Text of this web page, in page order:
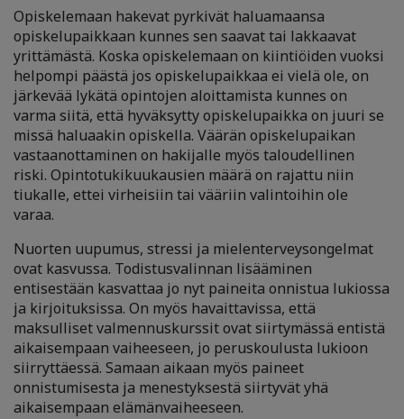
Opiskelemaan hakevat pyrkivät haluamaansa
opiskelupaikkaan kunnes sen saavat tai lakkaavat
yrittämästä. Koska opiskelemaan on kiintiöiden vuoksi
helpompi päästä jos opiskelupaikkaa ei vielä ole, on
järkevää lykätä opintojen aloittamista kunnes on
varma siitä, että hyväksytty opiskelupaikka on juuri se
missä haluaakin opiskella. Väärän opiskelupaikan
vastaanottaminen on hakijalle myös taloudellinen
riski. Opintotukikuukausien määrä on rajattu niin
tiukalle, ettei virheisiin tai vääriin valintoihin ole
varaa.
Nuorten uupumus, stressi ja mielenterveysongelmat
ovat kasvussa. Todistusvalinnan lisääminen
entisestään kasvattaa jo nyt paineita onnistua lukiossa
ja kirjoituksissa. On myös havaittavissa, että
maksulliset valmennuskurssit ovat siirtymässä entistä
aikaisempaan vaiheeseen, jo peruskoulusta lukioon
siirryttäessä. Samaan aikaan myös paineet
onnistumisesta ja menestyksestä siirtyvät yhä
aikaisempaan elämänvaiheeseen.